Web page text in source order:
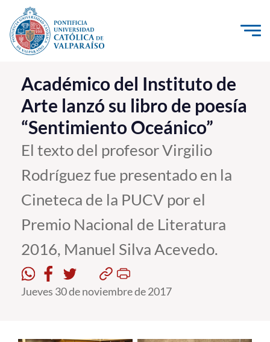
Click acá para ir directamente al contenido
La Universidad
Investigación, Creación e Innovación
PUCV Internacional
Vinculación con el Medio
Admisión
Formación Continua
Académico del Instituto de
Arte lanzó su libro de poesía
“Sentimiento Oceánico”
El texto del profesor Virgilio
Rodríguez fue presentado en la
Cineteca de la PUCV por el
Premio Nacional de Literatura
2016, Manuel Silva Acevedo.
Jueves 30 de noviembre de 2017